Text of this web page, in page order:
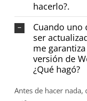
hacerlo?.
Cuando uno
ser
me
versión de
¿Qué hagó?
Antes de hacer